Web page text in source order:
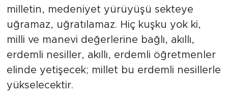
milletin, medeniyet yürüyüşü sekteye
uğramaz, uğratılamaz. Hiç kuşku yok ki,
milli ve manevi değerlerine bağlı, akıllı,
erdemli nesiller, akıllı, erdemli öğretmenler
elinde yetişecek; millet bu erdemli nesillerle
yükselecektir.